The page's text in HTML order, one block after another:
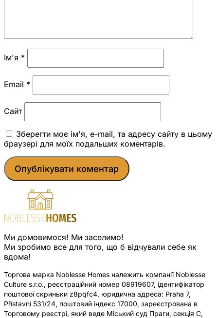
Ім'я *
Email *
Сайт
Зберегти моє ім'я, e-mail, та адресу сайту в цьому
браузері для моїх подальших коментарів.
Ми домовимося! Ми заселимо!
Ми зробимо все для того, що б відчували себе як
вдома!
Торгова марка Noblesse Homes належить компанії Noblesse
Culture s.r.o., реєстраційний номер 08919607, ідентифікатор
поштової скриньки z8pqfc4, юридична адреса: Praha 7,
Přístavní 531/24, поштовий індекс 17000, зареєстрована в
Торговому реєстрі, який веде Міський суд Праги, секція C,